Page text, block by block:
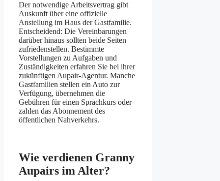
Der notwendige Arbeitsvertrag gibt
Auskunft über eine offizielle
Anstellung im Haus der Gastfamilie.
Entscheidend: Die Vereinbarungen
darüber hinaus sollten beide Seiten
zufriedenstellen. Bestimmte
Vorstellungen zu Aufgaben und
Zuständigkeiten erfahren Sie bei ihrer
zukünftigen Aupair-Agentur. Manche
Gastfamilien stellen ein Auto zur
Verfügung, übernehmen die
Gebühren für einen Sprachkurs oder
zahlen das Abonnement des
öffentlichen Nahverkehrs.
Wie verdienen Granny
Aupairs im Alter?